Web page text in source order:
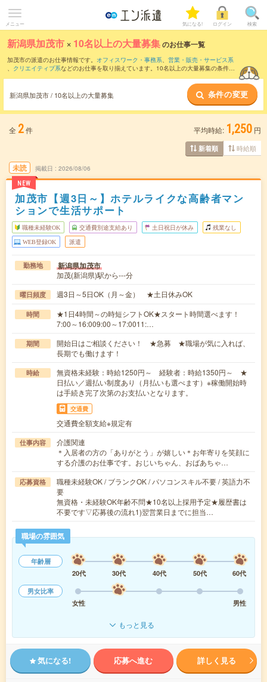
メニュー 気になる! ログイン 検索
新潟県加茂市 × 10名以上の大量募集のお仕事一覧
加茂市の派遣のお仕事情報です。 オフィスワーク・事務系、 営業・販売・サービス系
、 クリエイティブ系などのお仕事を取り揃えています。10名以上の大量募集の条件の
新潟県加茂市 / 10名以上の大量募集 条件の変更
全 2件 平均時給: 1,250 円
新着順 時給順
未読
NEW
掲載日 2026/08/06
加茂市【週3日～】ホテルライクな高齢者マン
ションで生活サポート
職種未経験OK 交通費別途支給あり 土日祝日が休み 残業なし
WEB登録OK 派遣
勤務地 新潟県加茂市
加茂(新潟県)駅から---分
曜日頻度 週3日～5日OK（月～金） ★土日休みOK
時間
★1日4時間～の時短シフトOK★スタート時間選べます！
7:00～16:009:00～17:0011:…
期間
開始日はご相談ください！ ★急募 ★職場が気に入れば、
長期でも働けます！
時給
無資格未経験：時給1250円～ 経験者：時給1350円～ ★
日払い／週払い制度あり（月払いも選べます）※稼働開始時
は手続き完了次第のお支払いとなります。
交通費
交通費全額支給※規定有
仕事内容
介護関連
＊入居者の方の「ありがとう」が嬉しい＊お年寄りを笑顔に
する介護のお仕事です。おじいちゃん、おばあちゃ…
応募資格
職種未経験OK / ブランクOK / パソコンスキル不要 / 英語力不
要
無資格・未経験OK年齢不問★10名以上採用予定★履歴書は
不要です▽応募後の流れ1)翌営業日までに担当…
職場の雰囲気
年齢層
20代
30代 40代 50代
60代
男女比率
女性
男性
もっと見る
気になる! 応募へ進む 詳しく見る